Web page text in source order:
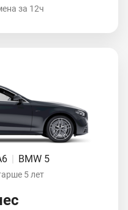
за 12ч
| BMW 5
5 лет